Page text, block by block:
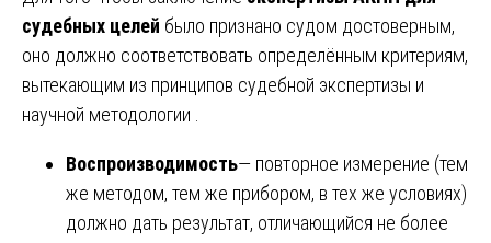
судебных целей было признано судом достоверным,
оно должно соответствовать определённым критериям,
вытекающим из принципов судебной экспертизы и
научной методологии .
Воспроизводимость— повторное измерение (тем
же методом, тем же прибором, в тех же условиях)
должно дать результат, отличающийся не более